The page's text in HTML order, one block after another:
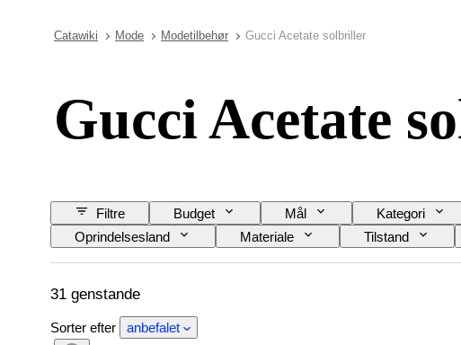
Catawiki Mode Modetilbehør Gucci Acetate solbriller
Gucci Acetate
Filtre Budget Mål Kategori
Oprindelsesland
Materiale Tilstand
31 genstande
Sorter efter anbefalet